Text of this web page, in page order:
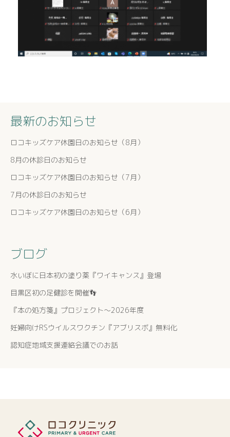
最新のお知らせ
ロコキッズケア休園日のお知らせ（8月）
8月の休診日のお知らせ
ロコキッズケア休園日のお知らせ（7月）
7月の休診日のお知らせ
ロコキッズケア休園日のお知らせ（6月）
ブログ
水いぼに日本初の塗り薬『ワイキャンス』登場
目黒区初の足健診を開催👣
『本の処方箋』プロジェクト〜2026年度
妊婦向けRSウイルスワクチン『アブリスボ』無料化
認知症地域支援連絡会議でのお話